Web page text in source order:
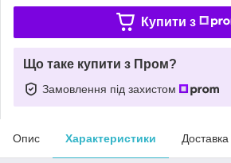
Купити з
Що таке купити з Пром?
Замовлення під захистом
Опис Характеристики Доставка